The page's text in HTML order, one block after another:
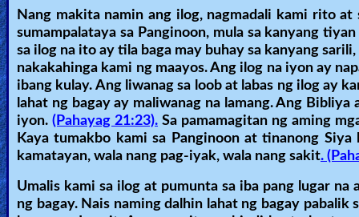
Hell
Prayer
Bible/Study
Nang makita namin ang ilog, nagmadali kami rito at
sumampalataya sa Panginoon, mula sa kanyang
sa ilog na ito ay tila baga may buhay sa kanyang
nakakahinga kami ng maayos. Ang ilog na iyon ay
ibang kulay. Ang liwanag sa loob at labas ng ilog ay
lahat ng bagay ay maliwanag na lamang. Ang
iyon. (Pahayag 21:23). Sa pamamagitan ng aming
Kaya tumakbo kami sa Panginoon at tinanong
kamatayan, wala nang pag-iyak, wala nang sakit.
Umalis kami sa ilog at pumunta sa iba pang lugar na
ng bagay. Nais naming dalhin lahat ng bagay pabalik